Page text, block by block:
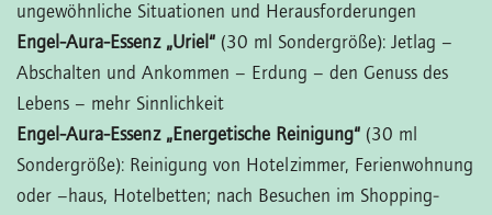
ungewöhnliche Situationen und Herausforderungen
Engel-Aura-Essenz „Uriel“ (30 ml Sondergröße): Jetlag –
Abschalten und Ankommen – Erdung – den Genuss des
Lebens – mehr Sinnlichkeit
Engel-Aura-Essenz „Energetische Reinigung“ (30 ml
Sondergröße): Reinigung von Hotelzimmer, Ferienwohnung
oder –haus, Hotelbetten; nach Besuchen im Shopping-